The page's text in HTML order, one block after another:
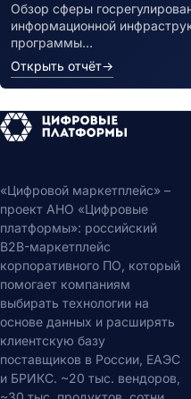
Обзор сферы
информационной
программы…
Открыть отчёт→
«Цифровой маркетплейс» –
проект АНО «Цифровые
платформы»: российский
B2B-маркетплейс
корпоративного ПО, который
помогает компаниям
выбирать технологии на
основе данных и расширять
клиентскую базу
поставщиков в России, ЕАЭС
и БРИКС. ~20 тыс. вендоров,